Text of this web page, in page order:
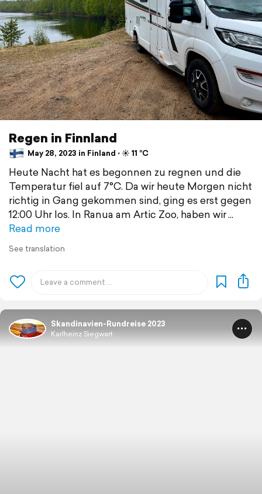
Regen in Finnland
May 28, 2023 in Finland ⋅ ☀️ 11 °C
Heute Nacht hat es begonnen zu regnen und die
Temperatur fiel auf 7°C. Da wir heute Morgen nicht
richtig in Gang gekommen sind, ging es erst gegen
12:00 Uhr los. In Ranua am Artic Zoo, haben wir
Read more
See translation
Skandinavien-Rundreise 2023
Karlheinz Siegwart